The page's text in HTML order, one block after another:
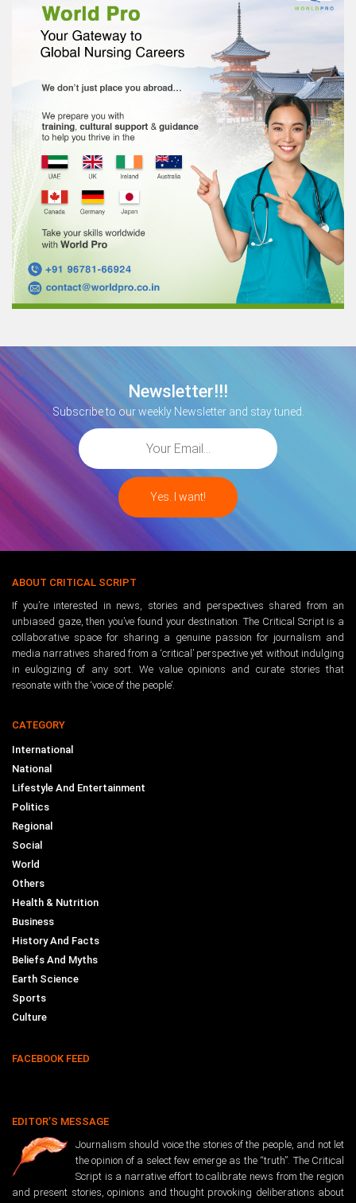
Newsletter!!!
Subscribe to our weekly Newsletter and stay tuned.
ABOUT CRITICAL SCRIPT
If you’re interested in news, stories and perspectives shared from an
unbiased gaze, then you’ve found your destination. The Critical Script is a
collaborative space for sharing a genuine passion for journalism and
media narratives shared from a ‘critical’ perspective yet without indulging
in eulogizing of any sort. We value opinions and curate stories that
resonate with the ‘voice of the people’.
CATEGORY
International
National
Lifestyle And Entertainment
Politics
Regional
Social
World
Others
Health & Nutrition
Business
History And Facts
Beliefs And Myths
Earth Science
Sports
Culture
FACEBOOK FEED
EDITOR’S MESSAGE
Journalism should voice the stories of the people, and not let
the opinion of a select few emerge as the “truth”. The Critical
Script is a narrative effort to calibrate news from the region
and present stories, opinions and thought provoking deliberations about